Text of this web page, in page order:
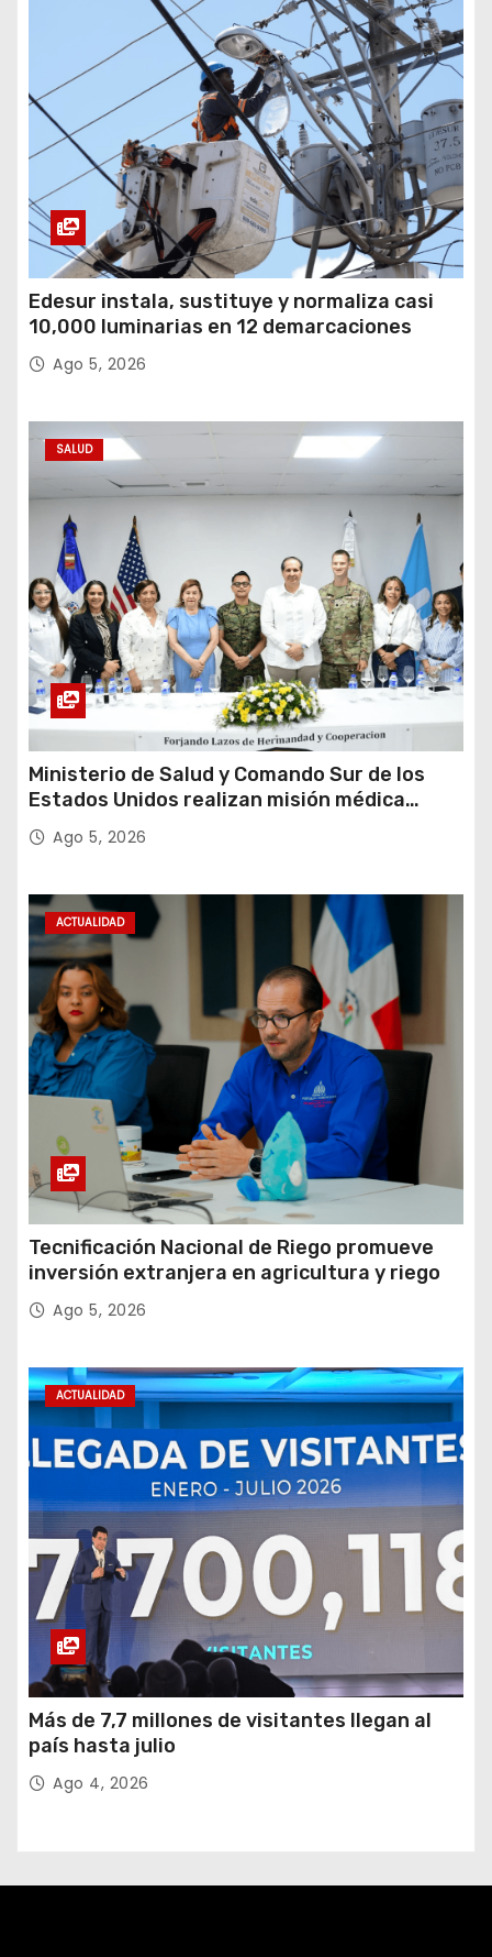
Edesur instala, sustituye y normaliza casi
10,000 luminarias en 12 demarcaciones
Ago 5, 2026
SALUD
Ministerio de Salud y Comando Sur de los
Estados Unidos realizan misión médica
Amistad 2026 en La Vega
Ago 5, 2026
ACTUALIDAD
Tecnificación Nacional de Riego promueve
inversión extranjera en agricultura y riego
Ago 5, 2026
ACTUALIDAD
Más de 7,7 millones de visitantes llegan al
país hasta julio
Ago 4, 2026